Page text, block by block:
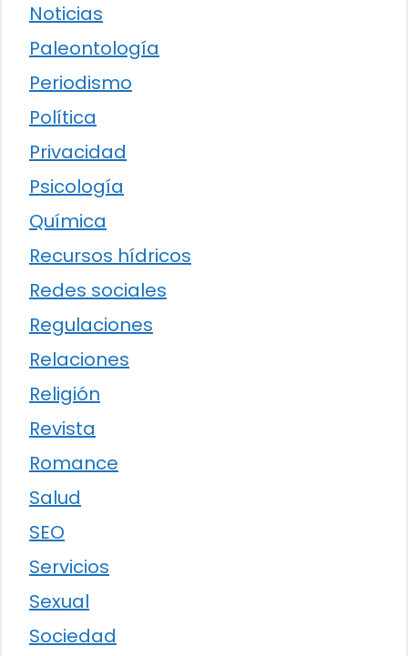
Noticias
Paleontología
Periodismo
Política
Privacidad
Psicología
Química
Recursos hídricos
Redes sociales
Regulaciones
Relaciones
Religión
Revista
Romance
Salud
SEO
Servicios
Sexual
Sociedad